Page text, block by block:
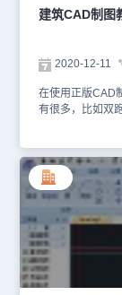
束，步数为7,20/
CAD制图软件
行多跑楼梯绘制
CAD建筑软件，
(DPLT)。点取菜
梯具体参数和设
具体参数和介绍
菜单位置和参数
国产CAD软件——
建筑CAD制图
2020-12-11
在使用正版CAD
有很多，比如双
——浩辰CAD建
吧！建筑CAD制
出来都是等跑楼
数多于第二跑的
层楼板遮挡，命
挡功能，将顶层
据以上对话框对
动"楼板线位置"
段，图右为拖动